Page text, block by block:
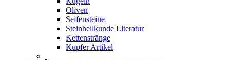
Oliven
Seifensteine
Steinheilkunde Literatur
Kettenstränge
Kupfer Artikel